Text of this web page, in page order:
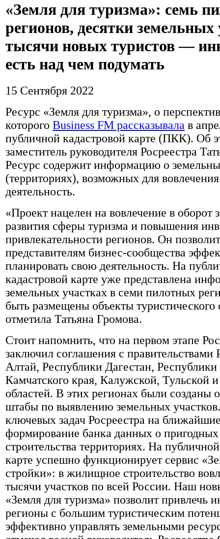
«Земля для туризма»: семь
регионов, десятки земельных
тысячи новых туристов —
есть над чем подумать
15 Сентября 2022
Ресурс «Земля для туризма», о
которого Business FM рассказывала в
публичной кадастровой карте (ПКК). Об
заместитель руководителя Росреестра
Ресурс содержит информацию о
(территориях), возможных для
деятельность.
«Проект нацелен на вовлечение в оборот
развития сферы туризма и повышения
привлекательности регионов. Он
представителям бизнес-сообщества
планировать свою деятельность. На
кадастровой карте уже представлена
земельных участках в семи пилотных
быть размещены объекты
отметила Татьяна Громова.
Стоит напомнить, что на первом этапе
заключил соглашения с правительствами
Алтай, Республики Дагестан,
Камчатского края, Калужской, Тульской
областей. В этих регионах были созданы
штабы по выявлению земельных
ключевых задач Росреестра на
формирование банка данных о
строительства территориях. На
карте успешно функционирует сервис
стройки»: в жилищное строительство
тысячи участков по всей России. Наш
«Земля для туризма» позволит привлечь
регионы с большим туристическим
эффективно управлять земельными